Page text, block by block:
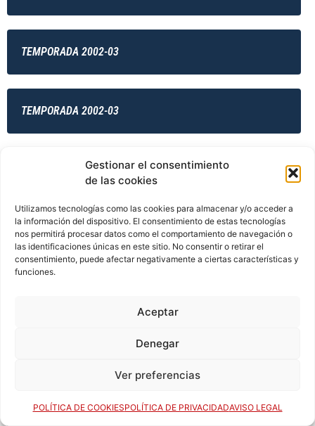
Gestionar el consentimiento
de las cookies
Utilizamos tecnologías como las cookies para almacenar y/o acceder a
la información del dispositivo. El consentimiento de estas tecnologías
nos permitirá procesar datos como el comportamiento de navegación o
las identificaciones únicas en este sitio. No consentir o retirar el
consentimiento, puede afectar negativamente a ciertas características y
funciones.
Aceptar
Denegar
Ver preferencias
POLÍTICA DE COOKIESPOLÍTICA DE PRIVACIDADAVISO LEGAL
TEMPORADA 2002-03
TEMPORADA 2002-03
TEMPORADA 2002-03
TEMPORADA 2003-04
TEMPORADA 2003-04